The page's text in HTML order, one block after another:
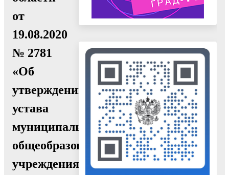
от
19.08.2020
№ 2781
«Об
утверждении
устава
муниципального
общеобразовательного
учреждения